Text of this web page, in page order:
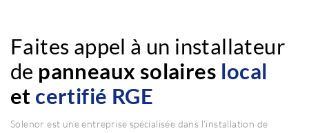
Faites appel à un installateur
de panneaux solaires local
et certifié RGE
Solenor est une entreprise spécialisée dans l’installation de